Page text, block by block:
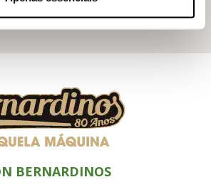
navajas y cuchillos de alta
BERNARDINOS